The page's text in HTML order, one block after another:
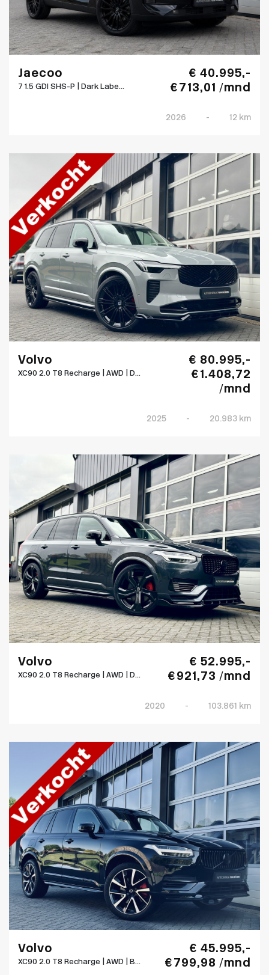
Jaecoo
7 1.5 GDI SHS-P | Dark Labe...
€ 40.995,-
€ 713,01 /mnd
2026 - 12 km
Volvo
XC90 2.0 T8 Recharge | AWD | D...
€ 80.995,-
€ 1.408,72
/mnd
2025 - 20.983 km
Volvo
XC90 2.0 T8 Recharge | AWD | D...
€ 52.995,-
€ 921,73 /mnd
2020 - 103.861 km
Volvo
XC90 2.0 T8 Recharge | AWD | B...
€ 45.995,-
€ 799,98 /mnd